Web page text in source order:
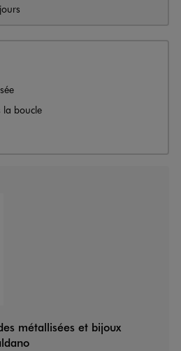
la boucle
métallisées et bijoux